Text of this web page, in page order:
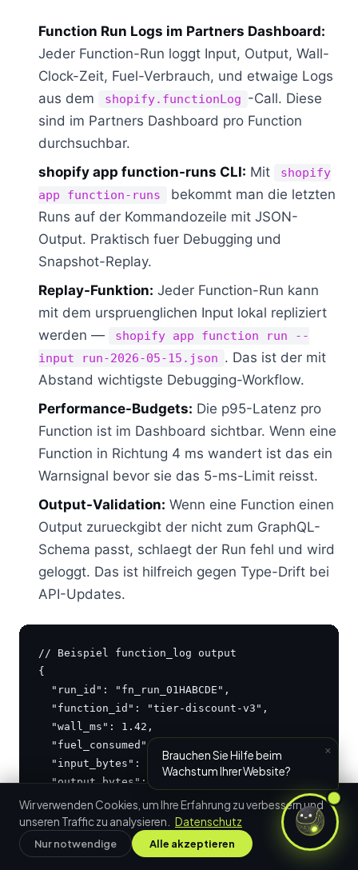
Function Run Logs im Partners Dashboard:
Jeder Function-Run loggt Input, Output, Wall-
Clock-Zeit, Fuel-Verbrauch, und etwaige Logs
aus dem
shopify.functionLog -Call. Diese
sind im Partners Dashboard pro Function
durchsuchbar.
shopify app function-runs CLI: Mit
shopify
app function-runs
bekommt man die letzten
Runs auf der Kommandozeile mit JSON-
Output. Praktisch fuer Debugging und
Snapshot-Replay.
Replay-Funktion: Jeder Function-Run kann
mit dem urspruenglichen Input lokal repliziert
werden —
shopify app function run --
input run-2026-05-15.json . Das ist der mit
Abstand wichtigste Debugging-Workflow.
Performance-Budgets: Die p95-Latenz pro
Function ist im Dashboard sichtbar. Wenn eine
Function in Richtung 4 ms wandert ist das ein
Warnsignal bevor sie das 5-ms-Limit reisst.
Output-Validation: Wenn eine Function einen
Output zurueckgibt der nicht zum GraphQL-
Schema passt, schlaegt der Run fehl und wird
geloggt. Das ist hilfreich gegen Type-Drift bei
API-Updates.
// Beispiel function_log output
{
  "run_id": "fn_run_01HABCDE",
  "function_id": "tier-discount-v3",
  "wall_ms": 1.42,
  "fuel_consumed": 14823,
  "input_bytes": 4192,
  "output_bytes": 312,
  "status": "success",
"logs": ["customer tier: gold", "applied 15%
Wir verwenden Cookies, um Ihre Erfahrung zu verbessern und
unseren Traffic zu analysieren.
Datenschutz
Nur notwendige Alle akzeptieren
×
Brauchen Sie Hilfe beim
Wachstum Ihrer Website?